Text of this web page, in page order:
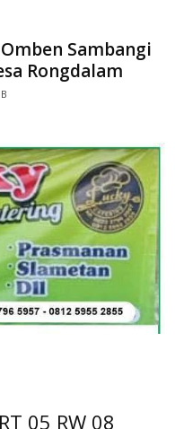
Sambangi
Rongdalam
05 RW 08